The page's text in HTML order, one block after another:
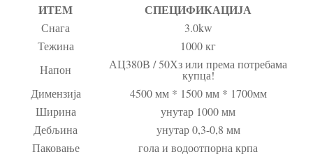
ИТЕМ СПЕЦИФИКАЦИЈА
Снага
3.0kw
Тежина
1000 кг
Напон
АЦ380В / 50Хз или према потребама
купца!
Димензија
4500 мм * 1500 мм * 1700мм
Ширина
унутар 1000 мм
Дебљина
унутар 0,3-0,8 мм
Паковање
гола и водоотпорна крпа